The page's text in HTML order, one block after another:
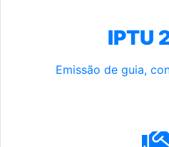
IPTU
Emissão de guia,